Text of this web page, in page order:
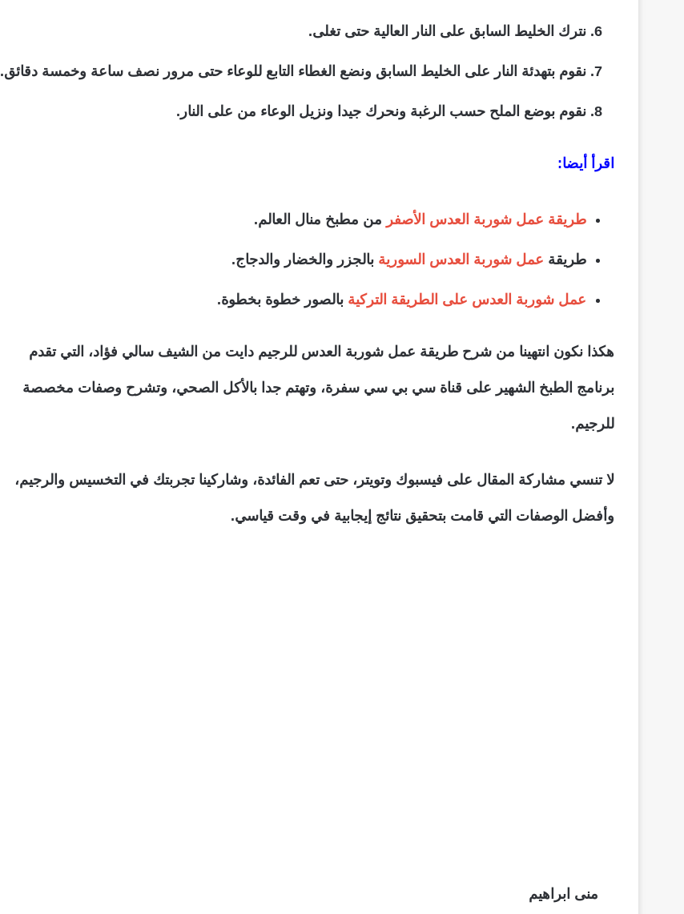
نترك الخليط السابق على النار العالية حتى تغلى.
نقوم بتهدئة النار على الخليط السابق ونضع الغطاء التابع للوعاء حتى مرور نصف ساعة وخمسة دقائق.
نقوم بوضع الملح حسب الرغبة ونحرك جيدا ونزيل الوعاء من على النار.
اقرأ أيضا:
طريقة عمل شوربة العدس الأصفر من مطبخ منال العالم.
طريقة عمل شوربة العدس السورية بالجزر والخضار والدجاج.
عمل شوربة العدس على الطريقة التركية بالصور خطوة بخطوة.
هكذا نكون انتهينا من شرح طريقة عمل شوربة العدس للرجيم دايت من الشيف سالي فؤاد، التي تقدم
برنامج الطبخ الشهير على قناة سي بي سي سفرة، وتهتم جدا بالأكل الصحي، وتشرح وصفات مخصصة
للرجيم.
لا تنسي مشاركة المقال على فيسبوك وتويتر، حتى تعم الفائدة، وشاركينا تجربتك في التخسيس والرجيم،
وأفضل الوصفات التي قامت بتحقيق نتائج إيجابية في وقت قياسي.
منى ابراهيم